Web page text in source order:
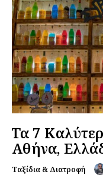
Τα 7
Αθήνα,
Ταξίδια & Διατροφή